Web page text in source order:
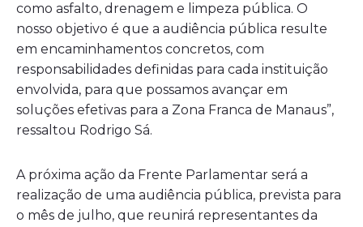
como asfalto, drenagem e limpeza pública. O
nosso objetivo é que a audiência pública resulte
em encaminhamentos concretos, com
responsabilidades definidas para cada instituição
envolvida, para que possamos avançar em
soluções efetivas para a Zona Franca de Manaus”,
ressaltou Rodrigo Sá.
A próxima ação da Frente Parlamentar será a
realização de uma audiência pública, prevista para
o mês de julho, que reunirá representantes da